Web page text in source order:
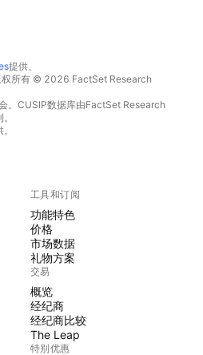
提供。
所有 © 2026 FactSet Research
。CUSIP数据库由FactSet Research
工具和订阅
功能特色
价格
市场数据
礼物方案
交易
概览
经纪商
经纪商比较
The Leap
特别优惠